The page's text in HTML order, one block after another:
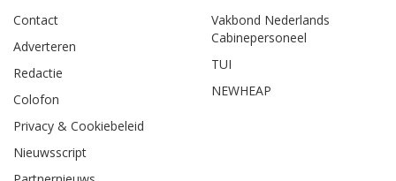
Contact
Adverteren
Redactie
Colofon
Privacy & Cookiebeleid
Nieuwsscript
Vakbond Nederlands
Cabinepersoneel
TUI
NEWHEAP